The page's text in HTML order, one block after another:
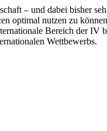
– und dabei bisher
optimal nutzen zu
Bereich der IV
Wettbewerbs.